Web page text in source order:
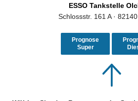
ESSO Tankstelle
Schlossstr. 161 A ·
Prognose
Super